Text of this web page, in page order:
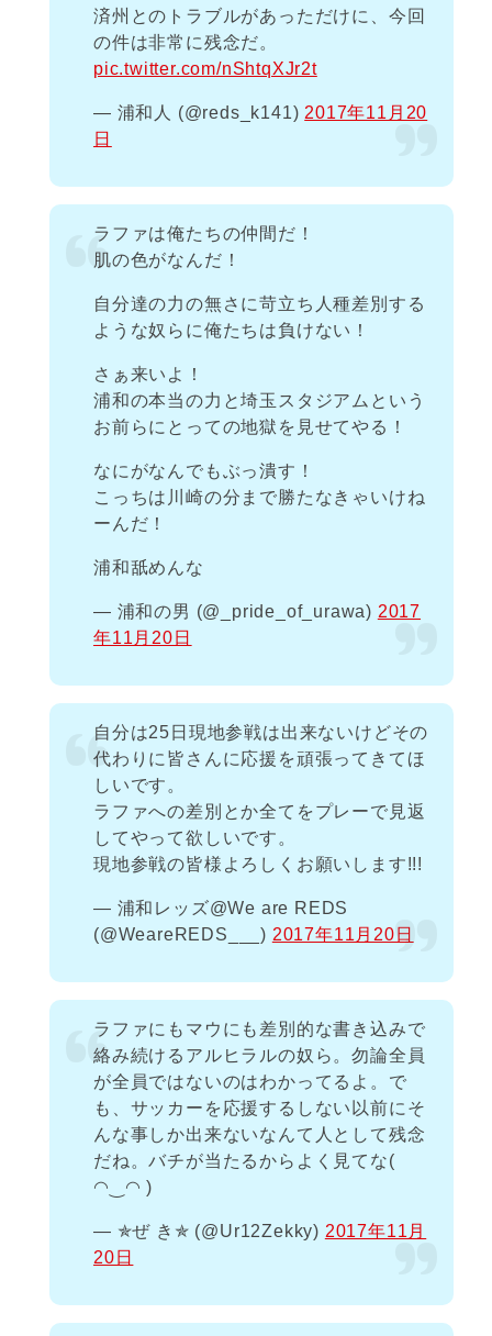
済州とのトラブルがあっただけに、今回
の件は非常に残念だ。
pic.twitter.com/nShtqXJr2t
— 浦和人 (@reds_k141) 2017年11月20
日
ラファは俺たちの仲間だ！
肌の色がなんだ！
自分達の力の無さに苛立ち人種差別する
ような奴らに俺たちは負けない！
さぁ来いよ！
浦和の本当の力と埼玉スタジアムという
お前らにとっての地獄を見せてやる！
なにがなんでもぶっ潰す！
こっちは川崎の分まで勝たなきゃいけね
ーんだ！
浦和舐めんな
— 浦和の男 (@_pride_of_urawa) 2017
年11月20日
自分は25日現地参戦は出来ないけどその
代わりに皆さんに応援を頑張ってきてほ
しいです。
ラファへの差別とか全てをプレーで見返
してやって欲しいです。
現地参戦の皆様よろしくお願いします!!!
— 浦和レッズ@We are REDS
(@WeareREDS___) 2017年11月20日
ラファにもマウにも差別的な書き込みで
絡み続けるアルヒラルの奴ら。勿論全員
が全員ではないのはわかってるよ。で
も、サッカーを応援するしない以前にそ
んな事しか出来ないなんて人として残念
だね。バチが当たるからよく見てな(
◠‿◠ )
— ✯ぜ き✯ (@Ur12Zekky) 2017年11月
20日